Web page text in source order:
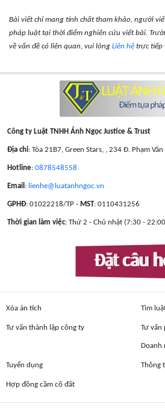
Bài viết chỉ mang tính chất tham khảo, người
pháp luật tại thời điểm nghiên cứu viết bài.
về vấn đề có liên quan, vui lòng Liên hệ trực tiếp
Công ty Luật TNHH Ánh Ngọc Justice & Trust
Địa chỉ: Tòa 21B7, Green Stars, , 234 Đ. Phạm
Hotline: 0878548558
Email : lienhe@luatanhngoc.vn
GPHĐ: 01022218/TP - MST: 0110431256
Thời gian làm việc: Thứ 2 - Chủ nhật (7:30 -
Đặt câu
Xóa án tích Tìm
Tư vấn thành lập công ty Tư vấn
Doanh
Tuyển dụng Thông
Hợp đồng cầm cố đất